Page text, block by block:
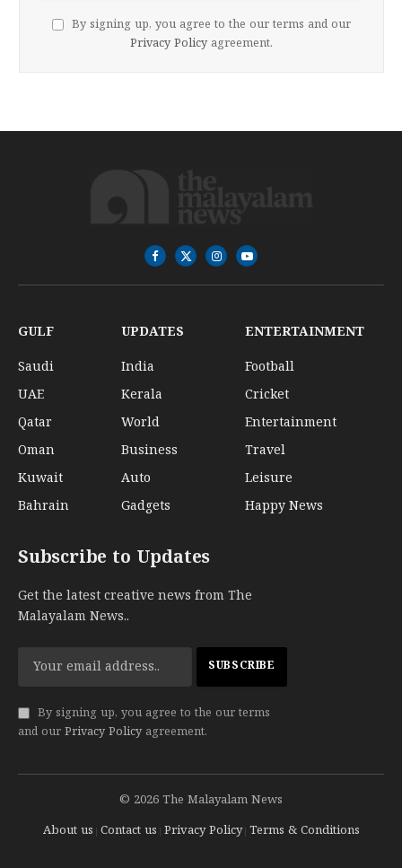
By signing up, you agree to the our terms and our
Privacy Policy agreement.
Facebook
X
(Twitter)
InstagramYouTube
GULF
Saudi
UAE
Qatar
Oman
Kuwait
Bahrain
UPDATES
India
Kerala
World
Business
Auto
Gadgets
ENTERTAINMENT
Football
Cricket
Entertainment
Travel
Leisure
Happy News
Subscribe to Updates
Get the latest creative news from The
Malayalam News..
By signing up, you agree to the our terms
and our Privacy Policy agreement.
© 2026 The Malayalam News
About us Contact us Privacy Policy Terms & Conditions